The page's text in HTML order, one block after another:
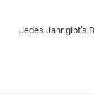
Jedes Jahr gibt’s